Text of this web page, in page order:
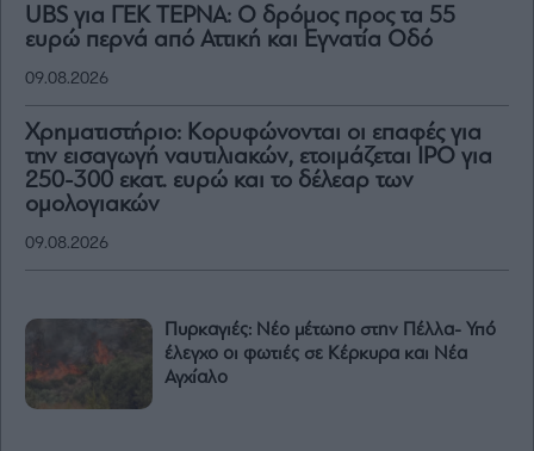
UBS για ΓΕΚ ΤΕΡΝΑ: Ο δρόμος προς τα 55
ευρώ περνά από Αττική και Εγνατία Οδό
09.08.2026
Χρηματιστήριο: Κορυφώνονται οι επαφές για
την εισαγωγή ναυτιλιακών, ετοιμάζεται IPO για
250-300 εκατ. ευρώ και το δέλεαρ των
ομολογιακών
09.08.2026
Πυρκαγιές: Νέο μέτωπο στην Πέλλα- Υπό
έλεγχο οι φωτιές σε Κέρκυρα και Νέα
Αγχίαλο